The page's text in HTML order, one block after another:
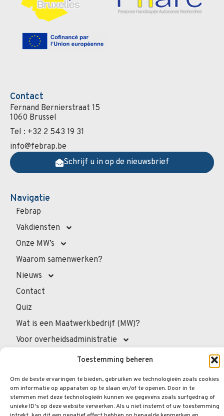
Toestemming beheren
Om de beste ervaringen te bieden, gebruiken we technologieën zoals cookies
om informatie op apparaten op te slaan en/of te openen. Door in te
stemmen met deze technologieën kunnen we gegevens zoals surfgedrag of
unieke ID's op deze website verwerken. Als u niet instemt of uw toestemming
Navigatie
Febrap
Vakdiensten
Onze MW’s
Waarom samenwerken?
Nieuws
Contact
Quiz
Wat is een Maatwerkbedrijf (MW)?
Voor overheidsadministratie
Voor de professionals
Veelgestelde vragen
Contact
Fernand Bernierstraat 15
1060 Brussel
Tel : +32 2 543 19 31
info@febrap.be
Schrijf u in op de nieuwsbrief